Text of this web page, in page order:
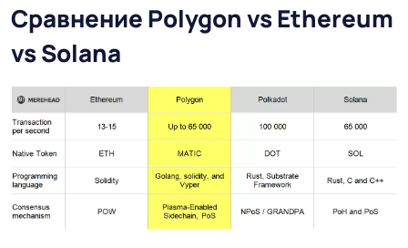
Сравнение Polygon vs Ethereum
vs Solana